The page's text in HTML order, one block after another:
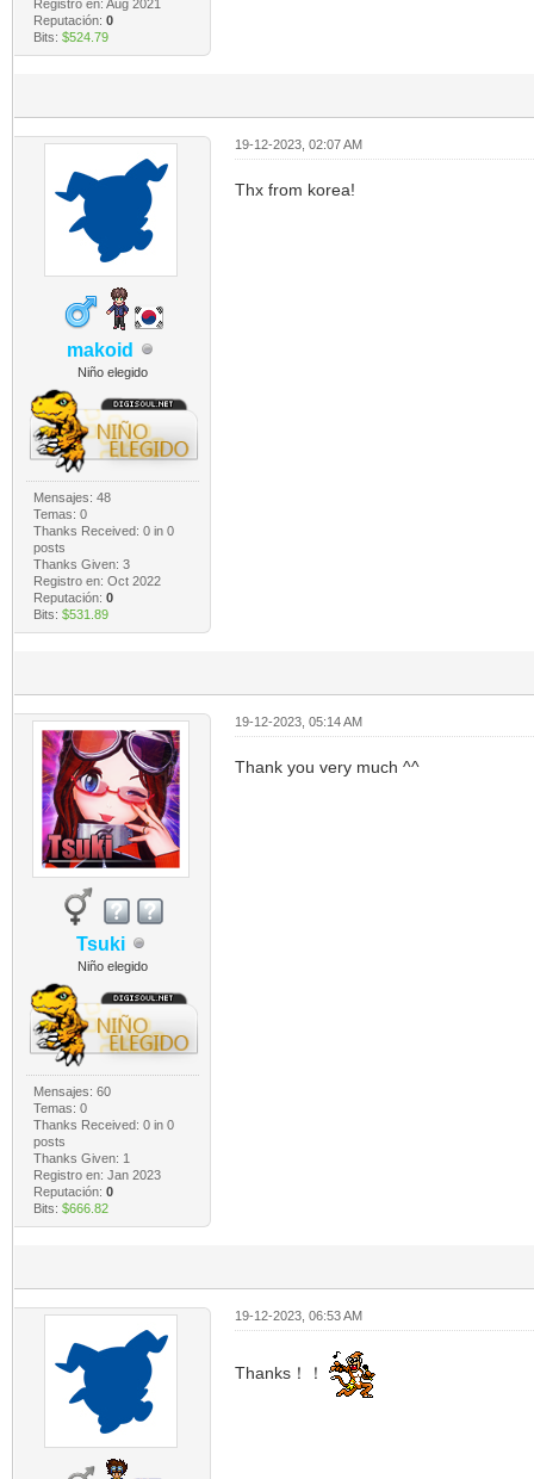
Registro en: Aug 2021
Reputación: 0
Bits: $524.79
makoid
Niño elegido
Mensajes: 48
Temas: 0
Thanks Received: 0in 0
posts
Thanks Given: 3
Registro en: Oct 2022
Reputación: 0
Bits: $531.89
19-12-2023, 02:07 AM
Thx from korea!
Tsuki
Niño elegido
Mensajes: 60
Temas: 0
Thanks Received: 0in 0
posts
Thanks Given: 1
Registro en: Jan 2023
Reputación: 0
Bits: $666.82
19-12-2023, 05:14 AM
Thank you very much ^^
19-12-2023, 06:53 AM
Thanks！！